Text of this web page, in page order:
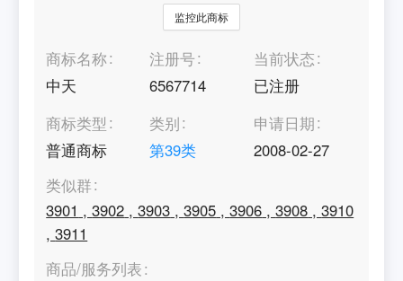
监控此商标
商标名称
中天
注册号
6567714
当前状态
已注册
商标类型
普通商标
类别
第39类
申请日期
2008-02-27
类似群
3901 ,3902 ,3903 ,3905 ,3906 ,3908 ,3910
,3911
商品/服务列表